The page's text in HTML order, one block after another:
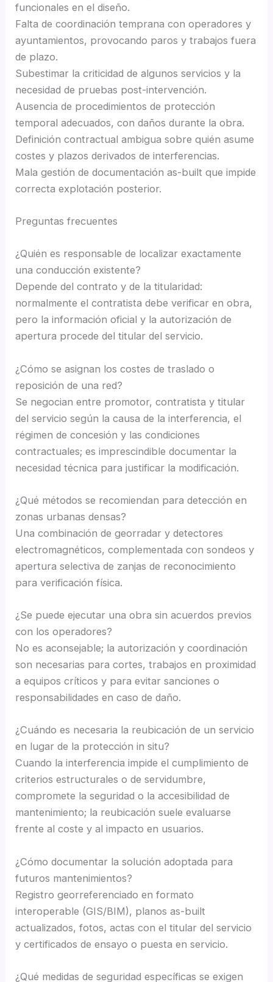
funcionales en el diseño.
Falta de coordinación temprana con operadores y
ayuntamientos, provocando paros y trabajos fuera
de plazo.
Subestimar la criticidad de algunos servicios y la
necesidad de pruebas post-intervención.
Ausencia de procedimientos de protección
temporal adecuados, con daños durante la obra.
Definición contractual ambigua sobre quién asume
costes y plazos derivados de interferencias.
Mala gestión de documentación as-built que impide
correcta explotación posterior.
Preguntas frecuentes
¿Quién es responsable de localizar exactamente
una conducción existente?
Depende del contrato y de la titularidad:
normalmente el contratista debe verificar en obra,
pero la información oficial y la autorización de
apertura procede del titular del servicio.
¿Cómo se asignan los costes de traslado o
reposición de una red?
Se negocian entre promotor, contratista y titular
del servicio según la causa de la interferencia, el
régimen de concesión y las condiciones
contractuales; es imprescindible documentar la
necesidad técnica para justificar la modificación.
¿Qué métodos se recomiendan para detección en
zonas urbanas densas?
Una combinación de georradar y detectores
electromagnéticos, complementada con sondeos y
apertura selectiva de zanjas de reconocimiento
para verificación física.
¿Se puede ejecutar una obra sin acuerdos previos
con los operadores?
No es aconsejable; la autorización y coordinación
son necesarias para cortes, trabajos en proximidad
a equipos críticos y para evitar sanciones o
responsabilidades en caso de daño.
¿Cuándo es necesaria la reubicación de un servicio
en lugar de la protección in situ?
Cuando la interferencia impide el cumplimiento de
criterios estructurales o de servidumbre,
compromete la seguridad o la accesibilidad de
mantenimiento; la reubicación suele evaluarse
frente al coste y al impacto en usuarios.
¿Cómo documentar la solución adoptada para
futuros mantenimientos?
Registro georreferenciado en formato
interoperable (GIS/BIM), planos as-built
actualizados, fotos, actas con el titular del servicio
y certificados de ensayo o puesta en servicio.
¿Qué medidas de seguridad específicas se exigen